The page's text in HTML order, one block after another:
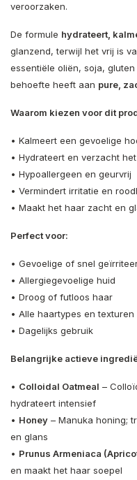
veroorzaken.
De formule hydrateert,
glanzend, terwijl het vrij is
essentiële oliën, soja,
behoefte heeft aan pure,
Waarom kiezen voor dit
• Kalmeert een gevoelige
• Hydrateert en verzacht
• Hypoallergeen en geurvrij
• Vermindert irritatie en
• Maakt het haar zacht en
Perfect voor:
• Gevoelige of snel
• Allergiegevoelige huid
• Droog of futloos haar
• Alle haartypes en texturen
• Dagelijks gebruik
Belangrijke actieve
• Colloidal Oatmeal –
hydrateert intensief
• Honey – Manuka honing;
en glans
• Prunus Armeniaca
en maakt het haar soepel